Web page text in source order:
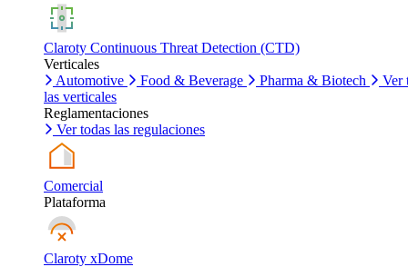
Claroty Continuous Threat Detection (CTD)
Verticales
Automotive
Food & Beverage Pharma & Biotech
Ver
las verticales
Reglamentaciones
Ver todas las regulaciones
Comercial
Plataforma
Claroty xDome